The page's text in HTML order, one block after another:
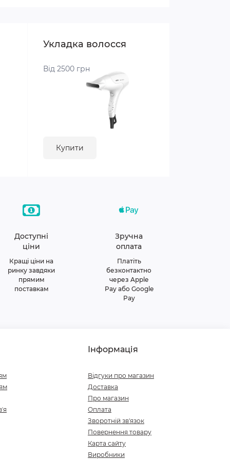
Укладка волосся
Від 2500 грн
Купити
Доступні
ціни
Кращі ціни на
ринку завдяки
прямим
поставкам
Зручна
оплата
Платіть
безконтактно
через Apple
Pay або Google
Pay
Інформація
Відгуки про магазин
Доставка
Про магазин
Оплата
Зворотній зв'язок
Повернення товару
Карта сайту
Виробники